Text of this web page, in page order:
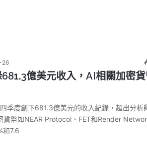
26
億美元收入，AI相關加密
季度創下681.3億美元的收入紀錄，超出分析
貨幣如NEAR Protocol、FET和Render
和7.6